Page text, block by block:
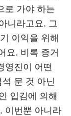
로 가야 하는
니라고요. 그
이익을 위해
요. 비록 증거
영진이 어떤
문 것 아닌
입김에 의해
이번뿐 아니라